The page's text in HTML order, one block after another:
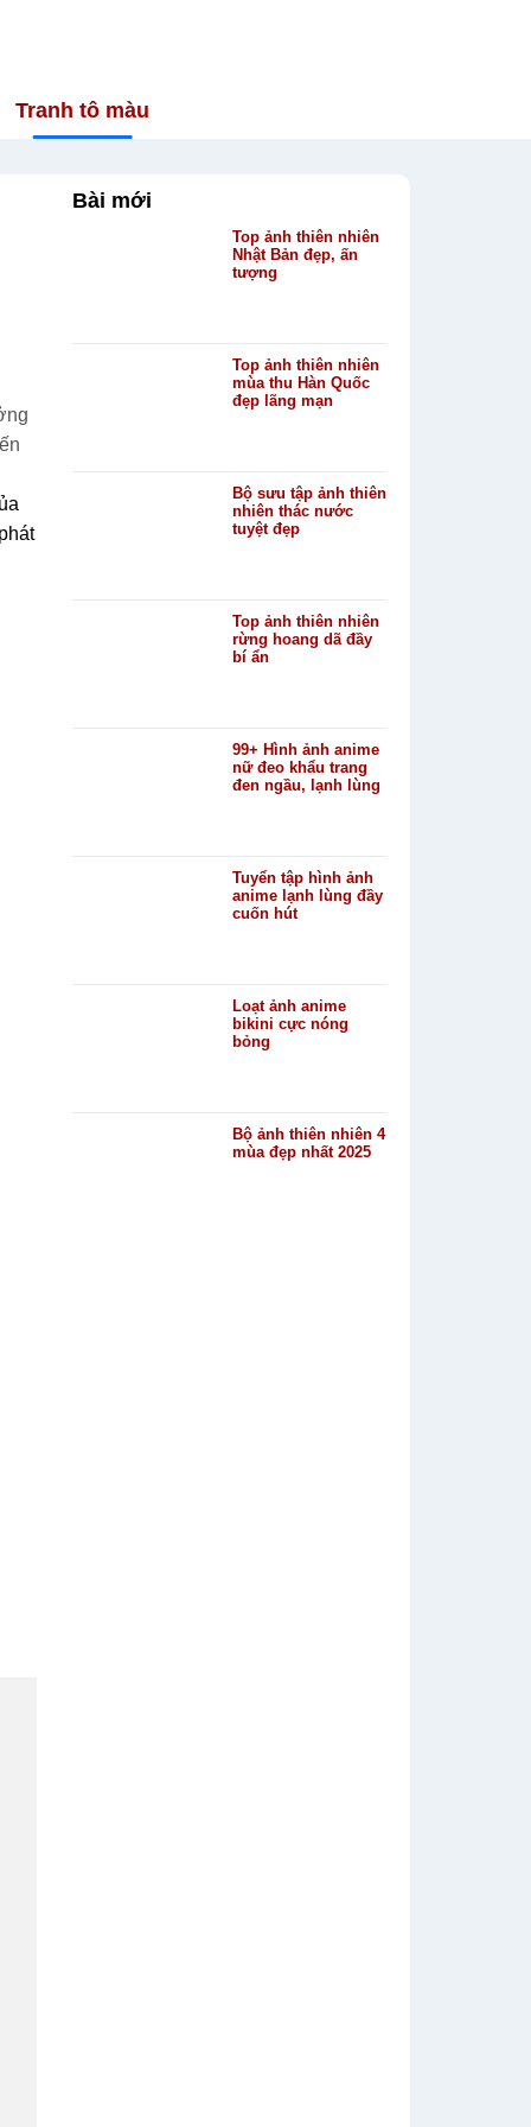
Tranh tô màu
Bài mới
Top ảnh thiên nhiên
Nhật Bản đẹp, ấn
tượng
Top ảnh thiên nhiên
mùa thu Hàn Quốc
đẹp lãng mạn
Bộ sưu tập ảnh thiên
nhiên thác nước
tuyệt đẹp
Top ảnh thiên nhiên
rừng hoang dã đầy
bí ẩn
99+ Hình ảnh anime
nữ đeo khẩu trang
đen ngầu, lạnh lùng
Tuyển tập hình ảnh
anime lạnh lùng đầy
cuốn hút
Loạt ảnh anime
bikini cực nóng
bỏng
Bộ ảnh thiên nhiên 4
mùa đẹp nhất 2025